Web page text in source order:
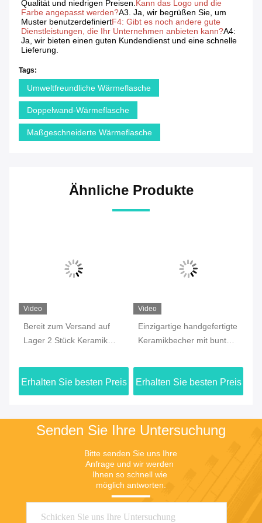
Geburtstagsgeschenk
Senden Sie Ihre Untersuchung
Anfrage und wir werden
Ihnen so schnell wie
möglich antworten.
Jing Republic (S&K SHANGHAI INDUSTRY
CO.,LTD)
jasmine@sapota.com.cn
86-156-18956185
Zimmer 1208,819 West Nanj
Gute Qualität Chinas Kaffeetasse aus Keramik Lieferant. Copyright-© 2026
Jing Republic (S&K SHANGHAI INDUSTRY CO.,LTD) . Alle Rechte
vorbehalten.